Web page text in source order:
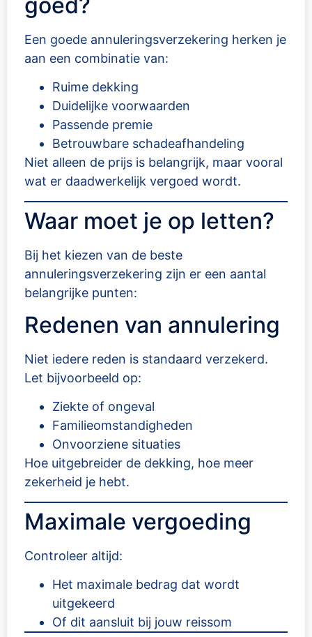
Een goede annuleringsverzekering herken je
aan een combinatie van:
Ruime dekking
Duidelijke voorwaarden
Passende premie
Betrouwbare schadeafhandeling
Niet alleen de prijs is belangrijk, maar vooral
wat er daadwerkelijk vergoed wordt.
Waar moet je op letten?
Bij het kiezen van de beste
annuleringsverzekering zijn er een aantal
belangrijke punten:
Redenen van annulering
Niet iedere reden is standaard verzekerd.
Let bijvoorbeeld op:
Ziekte of ongeval
Familieomstandigheden
Onvoorziene situaties
Hoe uitgebreider de dekking, hoe meer
zekerheid je hebt.
Maximale vergoeding
Controleer altijd:
Het maximale bedrag dat wordt
uitgekeerd
Of dit aansluit bij jouw reissom